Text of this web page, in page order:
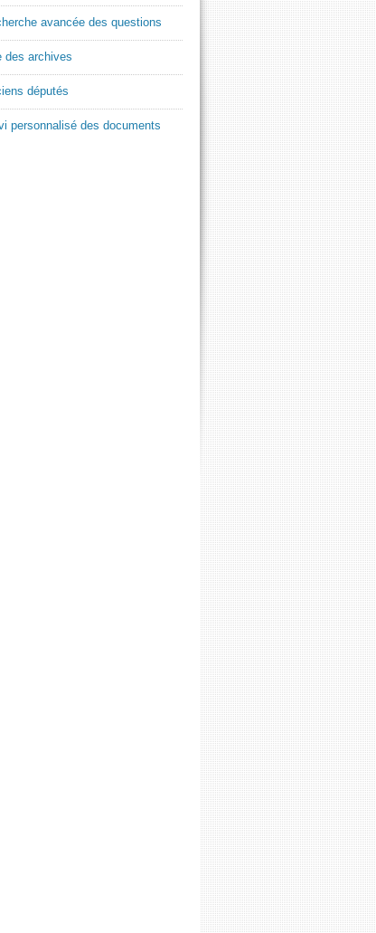
avancée des questions
des archives
députés
personnalisé des documents